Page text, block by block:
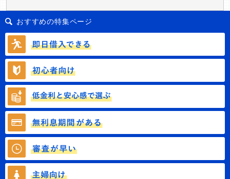
おすすめの特集ページ